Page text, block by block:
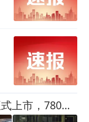
理想新车官宣：8月7日正式上市，780公里续航